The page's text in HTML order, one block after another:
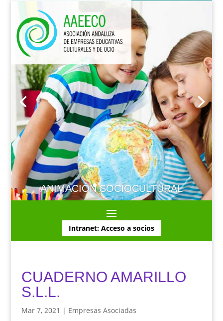
ANIMACIÓN SOCIOCULTURAL
Intranet: Acceso a socios
CUADERNO AMARILLO
S.L.L.
Mar 7, 2021 | Empresas Asociadas